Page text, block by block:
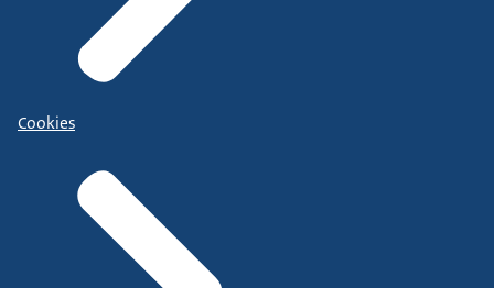
Cookies